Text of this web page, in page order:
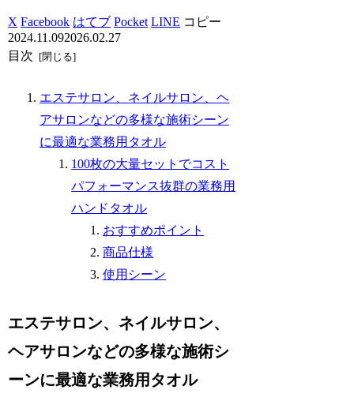
X Facebook はてブ Pocket LINE コピー
2024.11.092026.02.27
目次
エステサロン、ネイルサロン、ヘ
アサロンなどの多様な施術シーン
に最適な業務用タオル
100枚の大量セットでコスト
パフォーマンス抜群の業務用
ハンドタオル
おすすめポイント
商品仕様
使用シーン
エステサロン、ネイルサロン、
ヘアサロンなどの多様な施術シ
ーンに最適な業務用タオル